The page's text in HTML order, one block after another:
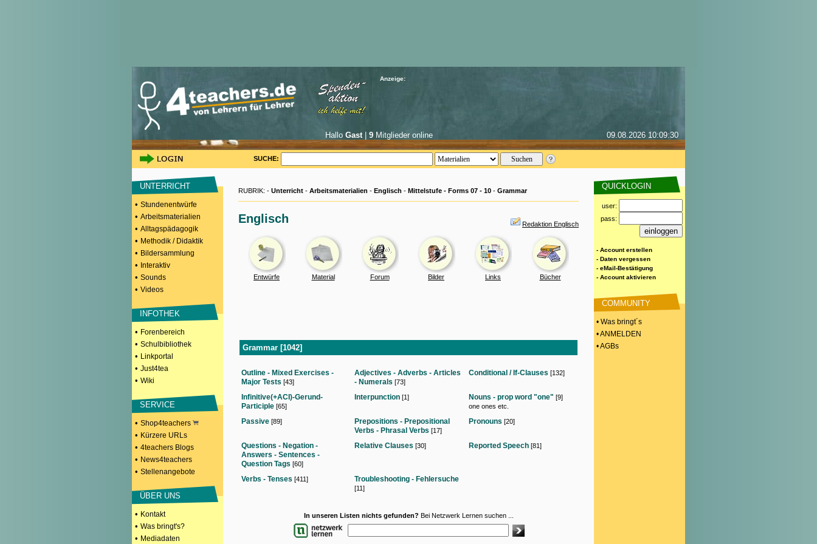
Anzeige:
Hallo Gast| 9Mitglieder online 09.08.2026 10:09:30
SUCHE:
UNTERRICHT
• Stundenentwürfe
• Arbeitsmaterialien
• Alltagspädagogik
• Methodik / Didaktik
• Bildersammlung
• Interaktiv
• Sounds
• Videos
INFOTHEK
• Forenbereich
• Schulbibliothek
• Linkportal
• Just4tea
• Wiki
SERVICE
• Shop4teachers
• Kürzere URLs
• 4teachers Blogs
• News4teachers
• Stellenangebote
ÜBER UNS
• Kontakt
• Was bringt's?
• Mediadaten
RUBRIK: - Unterricht - Arbeitsmaterialien - Englisch - Mittelstufe - Forms 07 - 10 - Grammar
Englisch Redaktion Englisch
Entwürfe Material Forum Bilder Links Bücher
Grammar [1042]
Outline - Mixed Exercises -
Major Tests [43]
Adjectives - Adverbs - Articles
- Numerals [73]
Conditional / If-Clauses [132]
Infinitive(+ACI)-Gerund-
Participle [65]
Interpunction [1] Nouns - prop word "one" [9]
one ones etc.
Passive [89]
Prepositions - Prepositional
Verbs - Phrasal Verbs [17]
Pronouns [20]
Questions - Negation -
Answers - Sentences -
Question Tags [60]
Relative Clauses [30] Reported Speech [81]
Verbs - Tenses [411] Troubleshooting - Fehlersuche
[11]
In unseren Listen nichts gefunden? Bei Netzwerk Lernen suchen ...
QUICKLOGIN
user:
pass:
- Account erstellen
- Daten vergessen
- eMail-Bestätigung
- Account aktivieren
COMMUNITY
• Was bringt´s
• ANMELDEN
• AGBs